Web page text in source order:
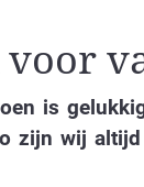
is
zijn wij